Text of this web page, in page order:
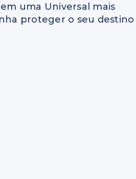
uma Universal mais
proteger o seu destino